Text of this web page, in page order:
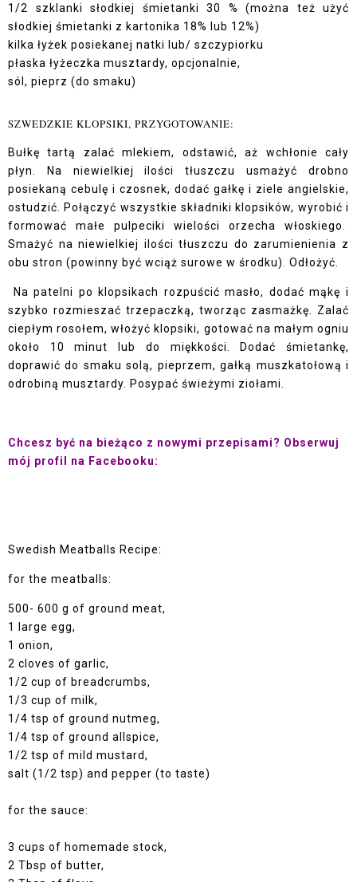
1/2 szklanki słodkiej śmietanki 30 % (można też użyć
słodkiej śmietanki z kartonika 18% lub 12%)
kilka łyżek posiekanej natki lub/ szczypiorku
płaska łyżeczka musztardy, opcjonalnie,
sól, pieprz (do smaku)
SZWEDZKIE KLOPSIKI, PRZYGOTOWANIE:
Bułkę tartą zalać mlekiem, odstawić, aż wchłonie cały
płyn. Na niewielkiej ilości tłuszczu usmażyć drobno
posiekaną cebulę i czosnek, dodać gałkę i ziele angielskie,
ostudzić. Połączyć wszystkie składniki klopsików, wyrobić i
formować małe pulpeciki wielości orzecha włoskiego.
Smażyć na niewielkiej ilości tłuszczu do zarumienienia z
obu stron (powinny być wciąż surowe w środku). Odłożyć.
Na patelni po klopsikach rozpuścić masło, dodać mąkę i
szybko rozmieszać trzepaczką, tworząc zasmażkę. Zalać
ciepłym rosołem, włożyć klopsiki, gotować na małym ogniu
około 10 minut lub do miękkości. Dodać śmietankę,
doprawić do smaku solą, pieprzem, gałką muszkatołową i
odrobiną musztardy. Posypać świeżymi ziołami.
Chcesz być na bieżąco z nowymi przepisami? Obserwuj
mój profil na Facebooku:
Swedish Meatballs Recipe:
for the meatballs:
500- 600 g of ground meat,
1 large egg,
1 onion,
2 cloves of garlic,
1/2 cup of breadcrumbs,
1/3 cup of milk,
1/4 tsp of ground nutmeg,
1/4 tsp of ground allspice,
1/2 tsp of mild mustard,
salt (1/2 tsp) and pepper (to taste)
for the sauce:
3 cups of homemade stock,
2 Tbsp of butter,